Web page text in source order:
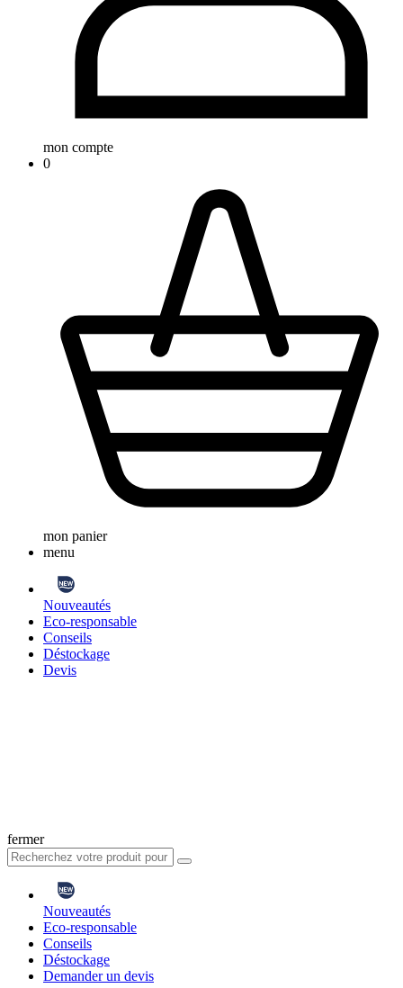
mon compte
0
mon panier
menu
Nouveautés
Eco-responsable
Conseils
Déstockage
Devis
fermer
Nouveautés
Eco-responsable
Conseils
Déstockage
Demander un devis